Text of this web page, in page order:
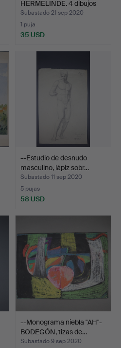
HERMELINDE. 4 dibujos
psicodé…
Subastado 21 sep 2020
1 puja
35 USD
--Estudio de desnudo
masculino, lápiz sobr…
Subastado 11 sep 2020
5 pujas
58 USD
--Monograma niebla "AH"-
BODEGÓN, tizas de…
Subastado 9 sep 2020